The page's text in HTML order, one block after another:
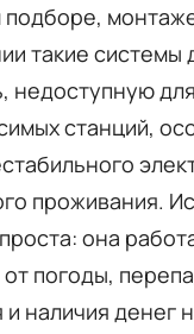
подборе,
такие
недоступную
станций,
проживания.
она
погоды,
наличия денег